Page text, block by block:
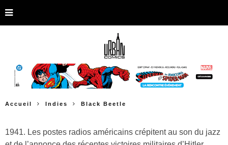
Accueil Indies Black Beetle
1941. Les postes radios américains crépitent au son du jazz